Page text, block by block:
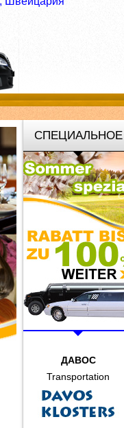
СПЕЦИАЛЬНОЕ
ПРЕДЛОЖЕНИЕ
ДАВОС
Transportation